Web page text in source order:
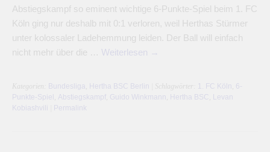
Abstiegskampf so eminent wichtige 6-Punkte-Spiel beim 1. FC
Köln ging nur deshalb mit 0:1 verloren, weil Herthas Stürmer
unter kolossaler Ladehemmung leiden. Der Ball will einfach
nicht mehr über die … Weiterlesen →
Kategorien: Bundesliga Hertha BSC Berlin | Schlagwörter: 1. FC Köln
6-
Punkte-Spiel
Abstiegskampf Guido Winkmann Hertha BSC
Levan
Kobiashvili
Permalink